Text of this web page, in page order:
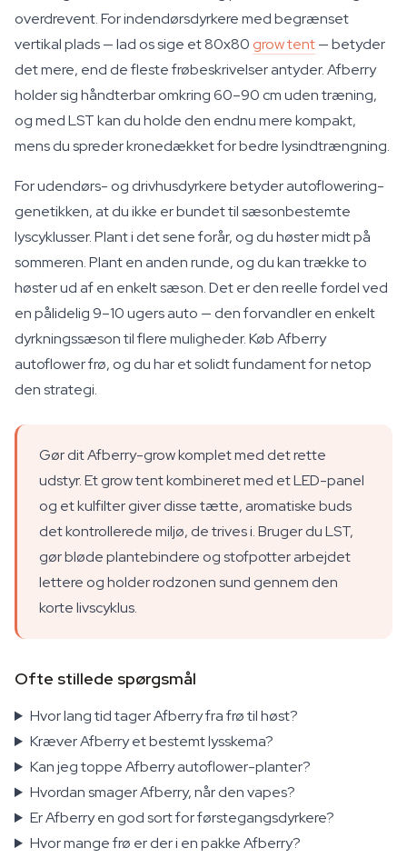
overdrevent. For indendørsdyrkere med begrænset
vertikal plads — lad os sige et 80x80 grow tent— betyder
det mere, end de fleste frøbeskrivelser antyder. Afberry
holder sig håndterbar omkring 60–90 cm uden træning,
og med LST kan du holde den endnu mere kompakt,
mens du spreder kronedækket for bedre lysindtrængning.
For udendørs- og drivhusdyrkere betyder autoflowering-
genetikken, at du ikke er bundet til sæsonbestemte
lyscyklusser. Plant i det sene forår, og du høster midt på
sommeren. Plant en anden runde, og du kan trække to
høster ud af en enkelt sæson. Det er den reelle fordel ved
en pålidelig 9–10 ugers auto — den forvandler en enkelt
dyrkningssæson til flere muligheder. Køb Afberry
autoflower frø, og du har et solidt fundament for netop
den strategi.
Gør dit Afberry-grow komplet med det rette
udstyr. Et grow tent kombineret med et LED-panel
og et kulfilter giver disse tætte, aromatiske buds
det kontrollerede miljø, de trives i. Bruger du LST,
gør bløde plantebindere og stofpotter arbejdet
lettere og holder rodzonen sund gennem den
korte livscyklus.
Ofte stillede spørgsmål
Hvor lang tid tager Afberry fra frø til høst?
Kræver Afberry et bestemt lysskema?
Kan jeg toppe Afberry autoflower-planter?
Hvordan smager Afberry, når den vapes?
Er Afberry en god sort for førstegangsdyrkere?
Hvor mange frø er der i en pakke Afberry?